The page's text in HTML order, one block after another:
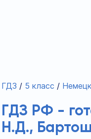
ГДЗ 5 класс
ГДЗ РФ -
Н.Д.,